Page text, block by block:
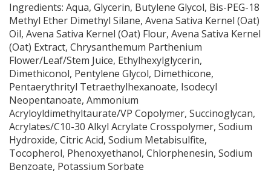
Ingredients: Aqua, Glycerin, Butylene Glycol, Bis-PEG-18
Methyl Ether Dimethyl Silane, Avena Sativa Kernel (Oat)
Oil, Avena Sativa Kernel (Oat) Flour, Avena Sativa Kernel
(Oat) Extract, Chrysanthemum Parthenium
Flower/Leaf/Stem Juice, Ethylhexylglycerin,
Dimethiconol, Pentylene Glycol, Dimethicone,
Pentaerythrityl Tetraethylhexanoate, Isodecyl
Neopentanoate, Ammonium
Acryloyldimethyltaurate/VP Copolymer, Succinoglycan,
Acrylates/C10-30 Alkyl Acrylate Crosspolymer, Sodium
Hydroxide, Citric Acid, Sodium Metabisulfite,
Tocopherol, Phenoxyethanol, Chlorphenesin, Sodium
Benzoate, Potassium Sorbate